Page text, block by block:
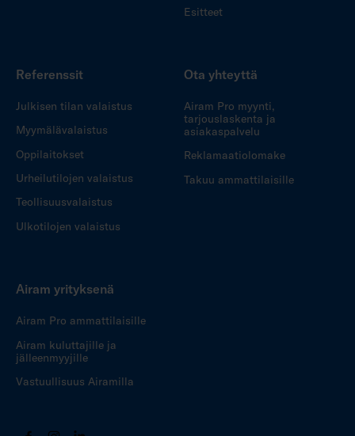
Esitteet
Referenssit
Julkisen tilan valaistus
Myymälävalaistus
Oppilaitokset
Urheilutilojen valaistus
Teollisuusvalaistus
Ulkotilojen valaistus
Ota yhteyttä
Airam Pro myynti,
tarjouslaskenta ja
asiakaspalvelu
Reklamaatiolomake
Takuu ammattilaisille
Airam yrityksenä
Airam Pro ammattilaisille
Airam kuluttajille ja
jälleenmyyjille
Vastuullisuus Airamilla